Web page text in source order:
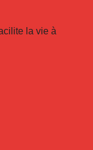
la vie à